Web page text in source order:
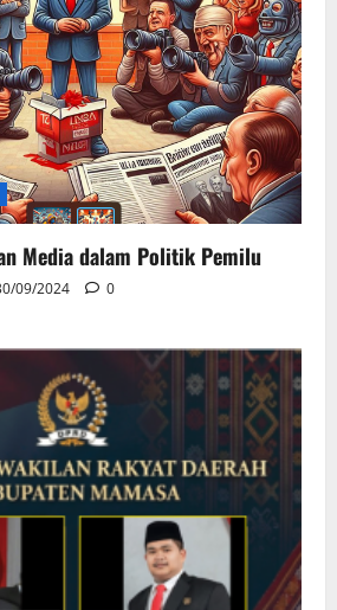
Media dalam Politik Pemilu
09/2024 0